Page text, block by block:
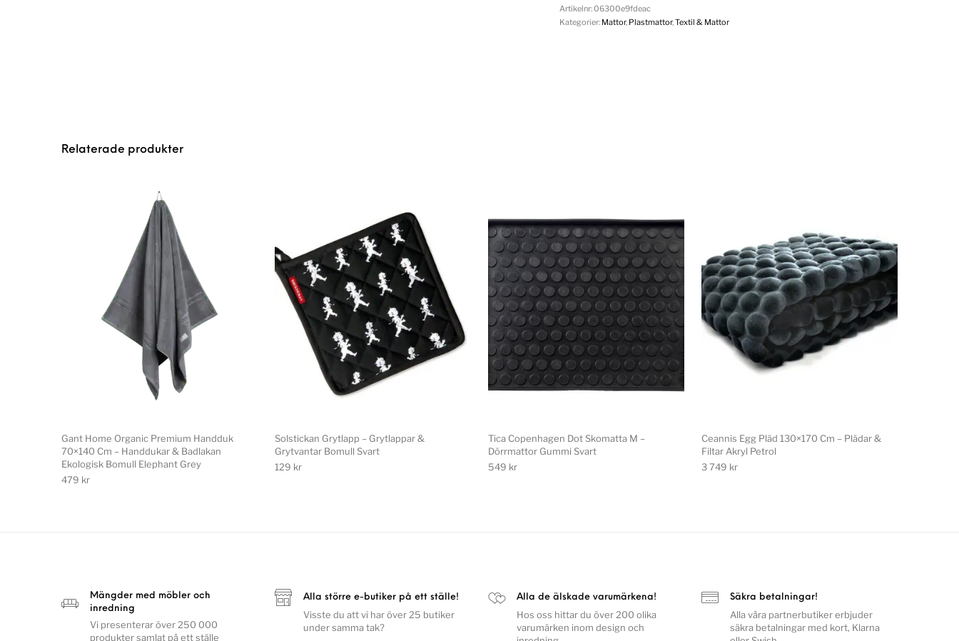
Artikelnr:06300e9fdeac
Kategorier: Mattor, Plastmattor, Textil & Mattor
Relaterade produkter
Gant Home Organic Premium Handduk
70×140 Cm – Handdukar & Badlakan
Ekologisk Bomull Elephant Grey
479 kr
Solstickan Grytlapp – Grytlappar &
Grytvantar Bomull Svart
129 kr
Tica Copenhagen Dot Skomatta M –
Dörrmattor Gummi Svart
549 kr
Ceannis Egg Pläd 130×170 Cm – Plädar &
Filtar Akryl Petrol
3 749 kr
Mängder med möbler och
inredning
Vi presenterar över 250 000
produkter samlat på ett ställe
Alla större e-butiker på ett ställe!
Visste du att vi har över 25 butiker
under samma tak?
Alla de älskade varumärkena!
Hos oss hittar du över 200 olika
varumärken inom design och
Säkra betalningar!
Alla våra partnerbutiker erbjuder
säkra betalningar med kort, Klarna